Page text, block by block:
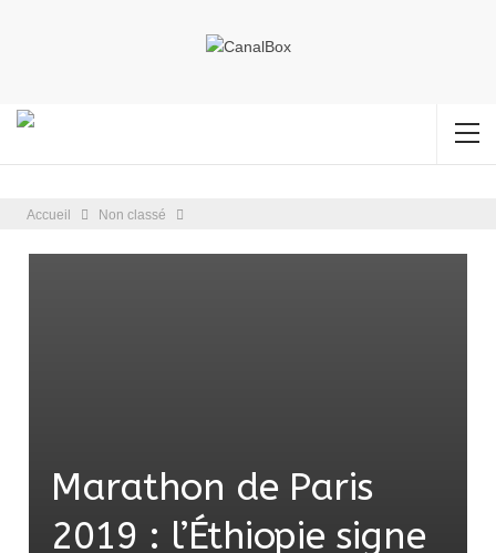
Accueil Non classé
Marathon de Paris
2019 : l’Éthiopie signe